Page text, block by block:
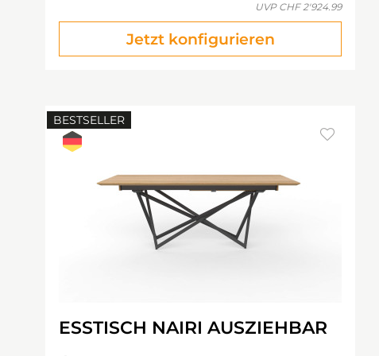
UVP CHF 2'924.99
Jetzt konfigurieren
BESTSELLER
ESSTISCH NAIRI AUSZIEHBAR